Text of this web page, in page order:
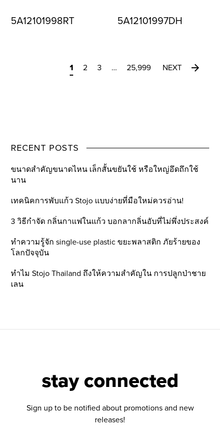
5A12101998RT 5A12101997DH
1 2 3 … 25,999 NEXT
RECENT POSTS
ขนาดสำคัญขนาดไหน เล็กสั้นขยันใช้ หรือใหญ่อึดถึกใช้
นาน
เทคนิคการพับแก้ว Stojo แบบง่ายที่มือใหม่ควรอ่าน!
3 วิธีกำจัด กลิ่นกาแฟในแก้ว บอกลากลิ่นอับที่ไม่พึ่งประสงค์
ทำความรู้จัก single-use plastic ขยะพลาสติก ภัยร้ายของ
โลกปัจจุบัน
ทำไม Stojo Thailand ถึงให้ความสำคัญใน การปลูกป่าชาย
เลน
stay connected
Sign up to be notified about promotions and new
releases!